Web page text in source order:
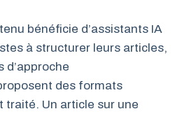
bénéficie d’assistants IA
à structurer leurs articles,
d’approche
des formats
traité. Un article sur une